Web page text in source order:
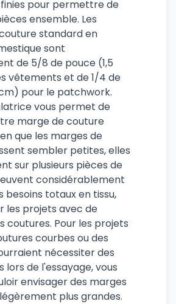
pour permettre de
ensemble. Les
standard en
sont
de 5/8 de pouce (1,5
vêtements et de 1/4 de
pour le patchwork.
vous permet de
marge de couture
que les marges de
sembler petites, elles
sur plusieurs pièces de
considérablement
totaux en tissu,
les projets avec de
coutures. Pour les projets
courbes ou des
nécessiter des
lors de l'essayage, vous
envisager des marges
plus grandes.